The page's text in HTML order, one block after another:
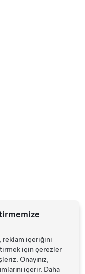
reklam içeriğini
için çerezler
Onayınız,
içerir. Daha